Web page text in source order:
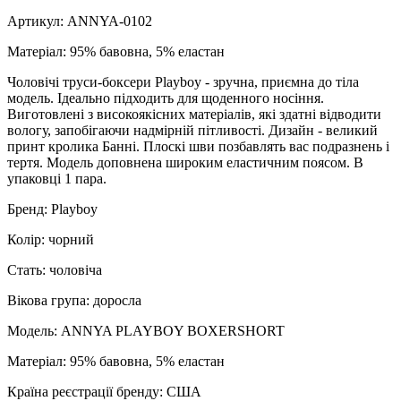
Артикул: ANNYA-0102
Матеріал: 95% бавовна, 5% еластан
Чоловічі труси-боксери Playboy - зручна, приємна до тіла
модель. Ідеально підходить для щоденного носіння.
Виготовлені з високоякісних матеріалів, які здатні відводити
вологу, запобігаючи надмірній пітливості. Дизайн - великий
принт кролика Банні. Плоскі шви позбавлять вас подразнень і
тертя. Модель доповнена широким еластичним поясом. В
упаковці 1 пара.
Бренд: Playboy
Колір: чорний
Стать: чоловіча
Вікова група: доросла
Модель: ANNYA PLAYBOY BOXERSHORT
Матеріал: 95% бавовна, 5% еластан
Країна реєстрації бренду: США